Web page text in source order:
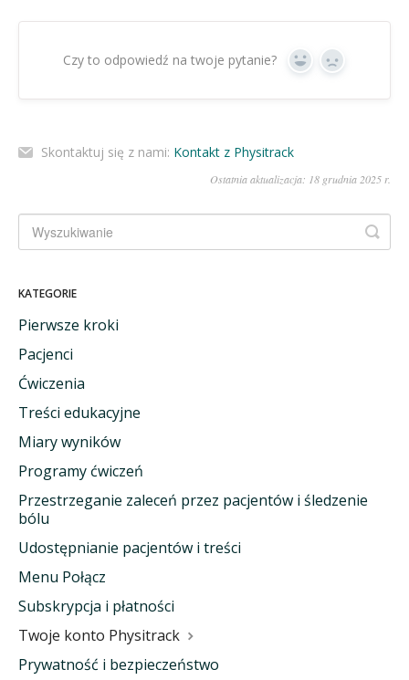
Czy to odpowiedź na twoje pytanie? Tak Nie
Skontaktuj się z nami: Kontakt z Physitrack
Ostatnia aktualizacja: 18 grudnia 2025 r.
KATEGORIE
Pierwsze kroki
Pacjenci
Ćwiczenia
Treści edukacyjne
Miary wyników
Programy ćwiczeń
Przestrzeganie zaleceń przez pacjentów i śledzenie
bólu
Udostępnianie pacjentów i treści
Menu Połącz
Subskrypcja i płatności
Twoje konto Physitrack
Prywatność i bezpieczeństwo